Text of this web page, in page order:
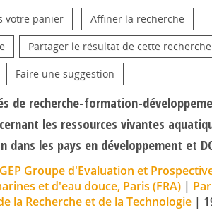
votre panier Affiner la recherche
Partager le résultat de cette recherche
Faire une suggestion
de recherche-formation-
les ressources vivantes
dans les pays en développement et
GEP Groupe d'Evaluation et
et d'eau douce, Paris (FRA) |
la Recherche et de la Technologie|